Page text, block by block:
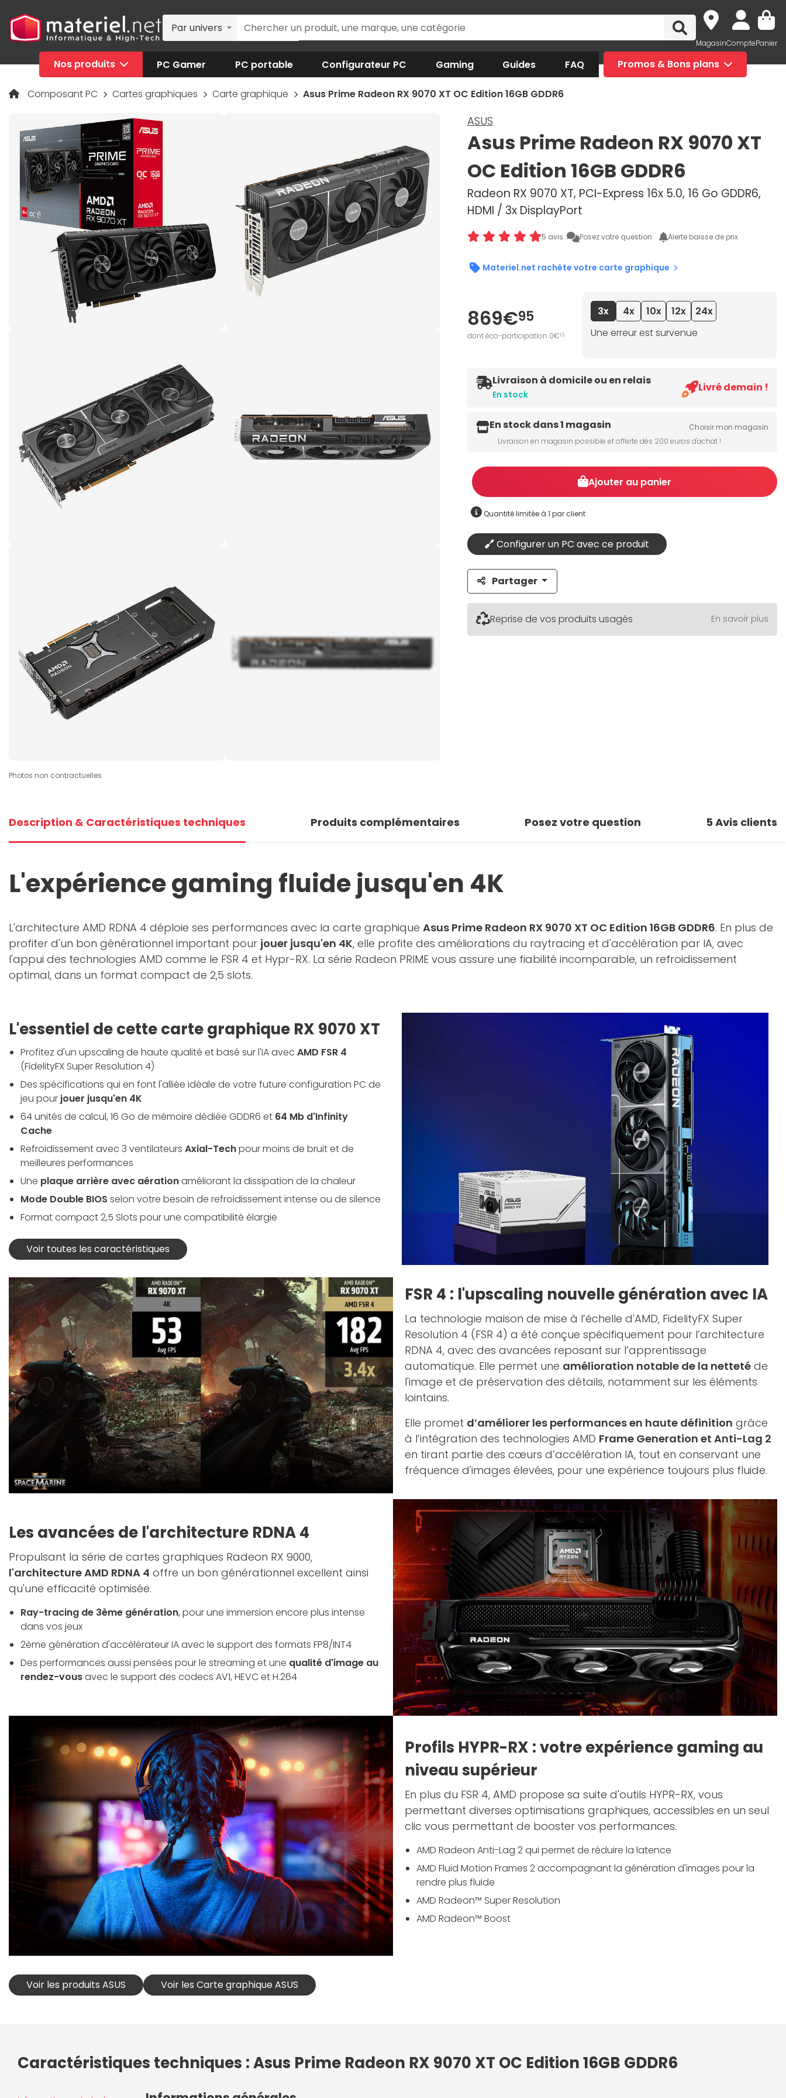
Par univers
MagasinComptePanier
Nos produits PC Gamer PC portable Configurateur PC Gaming Guides FAQ Promos & Bons plans
Composant PC Cartes graphiques Carte graphique Asus Prime Radeon RX 9070 XT OC Edition 16GB GDDR6
+2 photos
Photos non contractuelles
ASUS
Asus Prime Radeon RX 9070 XT
OC Edition 16GB GDDR6
Radeon RX 9070 XT, PCI-Express 16x 5.0, 16 Go GDDR6,
HDMI / 3x DisplayPort
5 avis Posez votre question Alerte baisse de prix
Materiel.net rachète votre carte graphique
869€95
dont éco-participation 0€13
3x 4x 10x 12x
24x
Une erreur est survenue
Livraison à domicile ou en relais
En stock
Livré demain !
En stock dans 1 magasin
Choisir mon magasin
Livraison en magasin possible et offerte dès 200 euros d'achat !
Quantité Ajouter au panier
Quantité limitée à 1 par client
Configurer un PC avec ce produit
Partager
Reprise de vos produits usagés En savoir plus
Description & Caractéristiques techniques Produits complémentaires Posez votre question 5 Avis clients
L'expérience gaming fluide jusqu'en 4K
L'architecture AMD RDNA 4 déploie ses performances avec la carte graphique Asus Prime Radeon RX 9070 XT OC Edition 16GB GDDR6. En plus de
profiter d'un bon générationnel important pour jouer jusqu'en 4K, elle profite des améliorations du raytracing et d'accélération par IA, avec
l'appui des technologies AMD comme le FSR 4 et Hypr-RX. La série Radeon PRIME vous assure une fiabilité incomparable, un refroidissement
optimal, dans un format compact de 2,5 slots.
L'essentiel de cette carte graphique RX 9070 XT
Profitez d'un upscaling de haute qualité et basé sur l'IA avec AMD FSR 4
(FidelityFX Super Resolution 4)
Des spécifications qui en font l'alliée idéale de votre future configuration PC de
jeu pour jouer jusqu'en 4K
64 unités de calcul, 16 Go de mémoire dédiée GDDR6 et 64 Mb d'Infinity
Cache
Refroidissement avec 3 ventilateurs Axial-Techpour moins de bruit et de
meilleures performances
Une plaque arrière avec aérationaméliorant la dissipation de la chaleur
Mode Double BIOS selon votre besoin de refroidissement intense ou de silence
Format compact 2,5 Slots pour une compatibilité élargie
Voir toutes les caractéristiques
FSR 4 : l'upscaling nouvelle génération avec IA
La technologie maison de mise à l’échelle d'AMD, FidelityFX Super
Resolution 4 (FSR 4) a été conçue spécifiquement pour l’architecture
RDNA 4, avec des avancées reposant sur l’apprentissage
automatique. Elle permet une amélioration notable de la netteté de
l'image et de préservation des détails, notamment sur les éléments
lointains.
Elle promet d’améliorer les performances en haute définition grâce
à l’intégration des technologies AMD Frame Generation et Anti-Lag 2
en tirant partie des cœurs d’accélération IA, tout en conservant une
fréquence d'images élevées, pour une expérience toujours plus fluide.
Les avancées de l'architecture RDNA 4
Propulsant la série de cartes graphiques Radeon RX 9000,
l'architecture AMD RDNA 4 offre un bon générationnel excellent ainsi
qu'une efficacité optimisée.
Ray-tracing de 3ème génération, pour une immersion encore plus intense
dans vos jeux
2ème génération d'accélérateur IA avec le support des formats FP8/INT4
Des performances aussi pensées pour le streaming et une qualité d'image au
rendez-vousavec le support des codecs AV1, HEVC et H.264
Profils HYPR-RX : votre expérience gaming au
niveau supérieur
En plus du FSR 4, AMD propose sa suite d'outils HYPR-RX, vous
permettant diverses optimisations graphiques, accessibles en un seul
clic vous permettant de booster vos performances.
AMD Radeon Anti-Lag 2 qui permet de réduire la latence
AMD Fluid Motion Frames 2 accompagnant la génération d'images pour la
rendre plus fluide
AMD Radeon™ Super Resolution
AMD Radeon™ Boost
Voir les produits ASUS Voir les Carte graphique ASUS
Caractéristiques techniques : Asus Prime Radeon RX 9070 XT OC Edition 16GB GDDR6